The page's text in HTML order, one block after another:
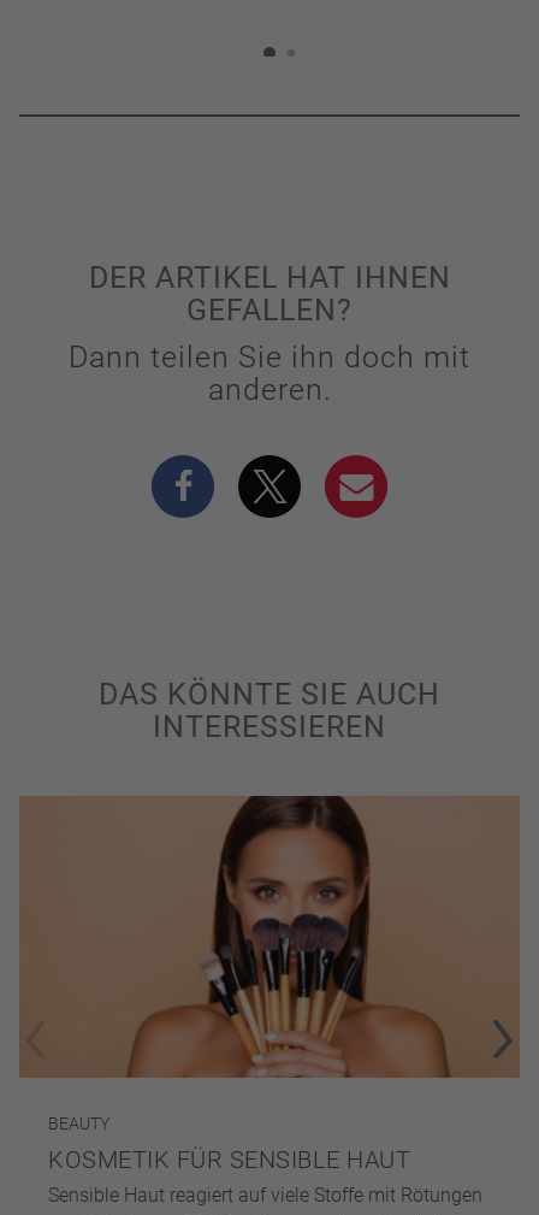
DER ARTIKEL HAT IHNEN
GEFALLEN?
Dann teilen Sie ihn doch mit
anderen.
DAS KÖNNTE SIE AUCH
INTERESSIEREN
BEAUTY
KOSMETIK FÜR SENSIBLE HAUT
Sensible Haut reagiert auf viele Stoffe mit Rötungen